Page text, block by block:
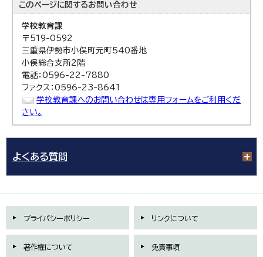
このページに関するお問い合わせ
学校教育課
〒519-0592
三重県伊勢市小俣町元町540番地
小俣総合支所2階
電話：0596-22-7880
ファクス：0596-23-8641
学校教育課へのお問い合わせは専用フォームをご利用くだ
さい。
よくある質問
プライバシーポリシー リンクについて
著作権について 免責事項